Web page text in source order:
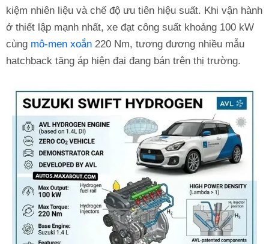
kiệm nhiên liệu và chế độ ưu tiên hiệu suất. Khi vận hành
ở thiết lập mạnh nhất, xe đạt công suất khoảng 100 kW
cùng mô-men xoắn 220 Nm, tương đương nhiều mẫu
hatchback tăng áp hiện đại đang bán trên thị trường.